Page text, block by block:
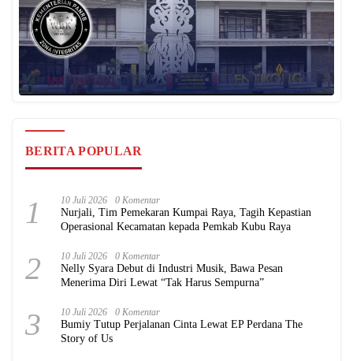
BERITA POPULAR
1 10 Juli 2026 0 Komentar
Nurjali, Tim Pemekaran Kumpai Raya, Tagih Kepastian
Operasional Kecamatan kepada Pemkab Kubu Raya
2 10 Juli 2026 0 Komentar
Nelly Syara Debut di Industri Musik, Bawa Pesan
Menerima Diri Lewat “Tak Harus Sempurna”
3 10 Juli 2026 0 Komentar
Bumiy Tutup Perjalanan Cinta Lewat EP Perdana The
Story of Us